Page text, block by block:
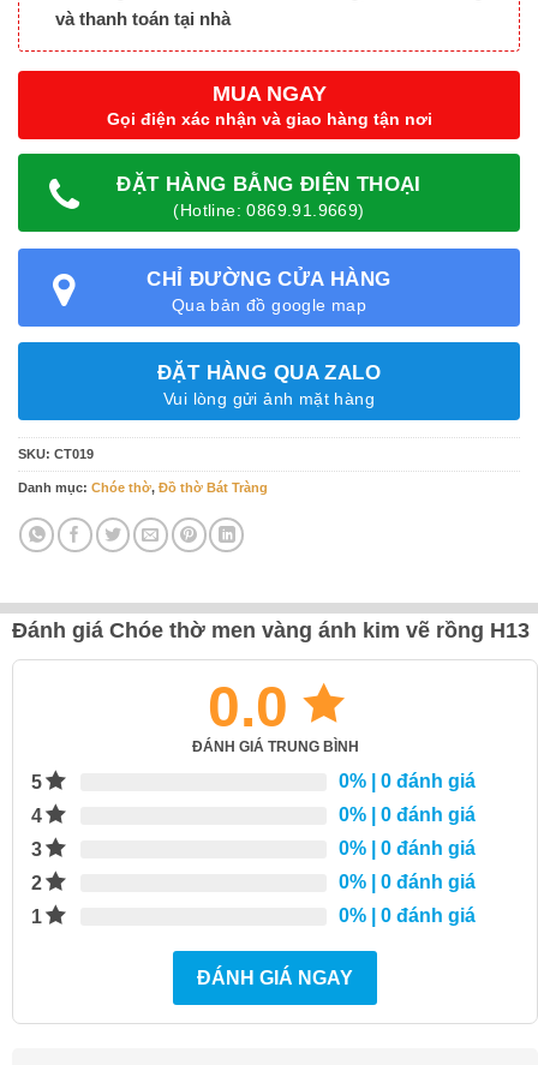
và thanh toán tại nhà
MUA NGAY
Gọi điện xác nhận và giao hàng tận nơi
ĐẶT HÀNG BẰNG ĐIỆN THOẠI
(Hotline: 0869.91.9669)
CHỈ ĐƯỜNG CỬA HÀNG
Qua bản đồ google map
ĐẶT HÀNG QUA ZALO
Vui lòng gửi ảnh mặt hàng
SKU: CT019
Danh mục: Chóe thờ, Đồ thờ Bát Tràng
Đánh giá Chóe thờ men vàng ánh kim vẽ rồng H13
0.0
ĐÁNH GIÁ TRUNG BÌNH
5 0% | 0 đánh giá
4
0% | 0 đánh giá
3
0% | 0 đánh giá
2
0% | 0 đánh giá
1
0% | 0 đánh giá
ĐÁNH GIÁ NGAY